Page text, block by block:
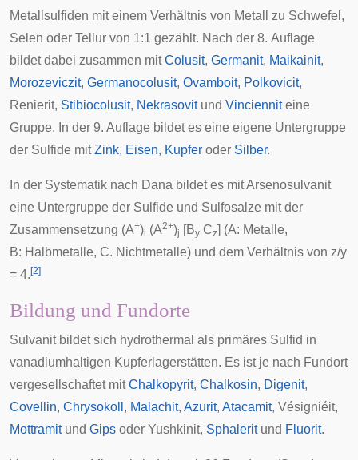
Metallsulfiden mit einem Verhältnis von Metall zu Schwefel,
Selen oder Tellur von 1:1 gezählt. Nach der 8. Auflage
bildet dabei zusammen mitColusit, Germanit, Maikainit,
Morozeviczit, Germanocolusit, Ovamboit, Polkovicit,
Renierit, Stibiocolusit, Nekrasovitund Vincienniteine
Gruppe. In der 9. Auflage bildet es eine eigene Untergruppe
der Sulfide mitZink, Eisen, Kupfer oder Silber.
In der Systematik nach Dana bildet es mitArsenosulvanit
eine Untergruppe der Sulfide und Sulfosalze mit der
Zusammensetzung (A+)i (A2+)j [By Cz] (A: Metalle,
B: Halbmetalle, C. Nichtmetalle) und dem Verhältnis von z/y
= 4. [2]
Bildung und Fundorte
Sulvanit bildet sich hydrothermal als primäres Sulfid in
vanadiumhaltigen Kupferlagerstätten. Es ist je nach Fundort
vergesellschaftetmitChalkopyrit, Chalkosin, Digenit,
Covellin, Chrysokoll , Malachit, Azurit, Atacamit, Vésigniéit,
Mottramitund Gips oder Yushkinit, Sphaleritund Fluorit.